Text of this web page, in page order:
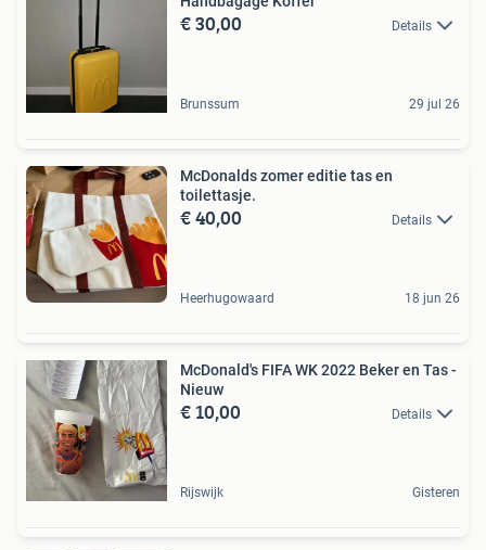
€ 30,00 Details
Brunssum 29 jul 26
McDonalds zomer editie tas en
toilettasje.
€ 40,00 Details
Heerhugowaard 18 jun 26
McDonald's FIFA WK 2022 Beker en Tas -
Nieuw
€ 10,00 Details
Rijswijk Gisteren